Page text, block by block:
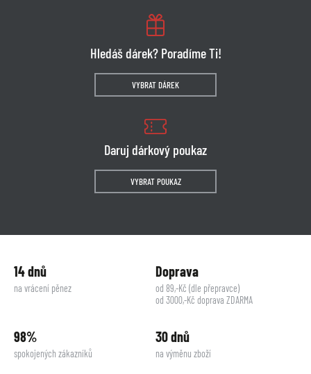
Hledáš dárek? Poradíme Ti!
VYBRAT DÁREK
Daruj dárkový poukaz
VYBRAT POUKAZ
14 dnů
na vrácení pěnez
Doprava
od 89,-Kč (dle přepravce)
od 3000,-Kč doprava ZDARMA
98%
spokojených zákazníků
30 dnů
na výměnu zboží